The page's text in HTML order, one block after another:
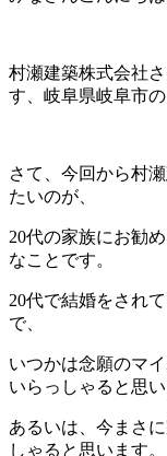
村瀬建築株式会社
す、岐阜県岐阜市
さて、今回から村
たいのが、
20代の家族にお勧
なことです。
20代で結婚をされ
で、
いつかは念願のマ
いらっしゃると思い
あるいは、今まさ
しゃると思います。